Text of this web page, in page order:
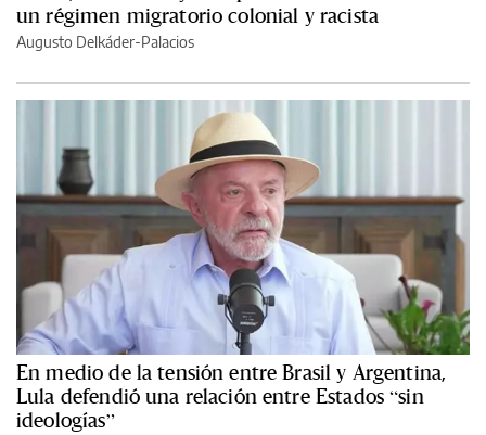
un régimen migratorio colonial y racista
Augusto Delkáder-Palacios
En medio de la tensión entre Brasil y Argentina,
Lula defendió una relación entre Estados “sin
ideologías”